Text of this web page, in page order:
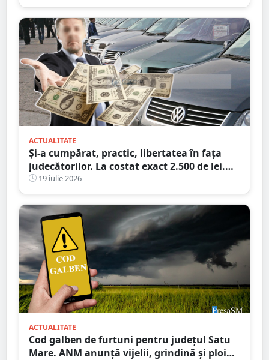
ACTUALITATE
Și-a cumpărat, practic, libertatea în fața
judecătorilor. La costat exact 2.500 de lei.
Victima a plătit cheltuielile de judecată
19 iulie 2026
ACTUALITATE
Cod galben de furtuni pentru județul Satu
Mare. ANM anunță vijelii, grindină și ploi